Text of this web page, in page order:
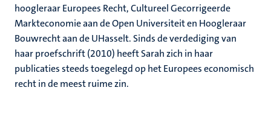
hoogleraar Europees Recht, Cultureel Gecorrigeerde
Markteconomie aan de Open Universiteit en Hoogleraar
Bouwrecht aan de UHasselt. Sinds de verdediging van
haar proefschrift (2010) heeft Sarah zich in haar
publicaties steeds toegelegd op het Europees economisch
recht in de meest ruime zin.